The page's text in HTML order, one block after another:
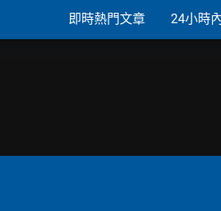
即時熱門文章 24小時